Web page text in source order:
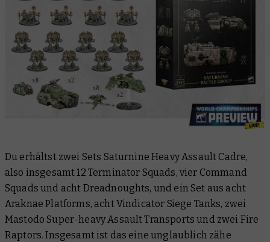
Du erhältst zwei Sets Saturnine Heavy Assault Cadre,
also insgesamt 12 Terminator Squads, vier Command
Squads und acht Dreadnoughts, und ein Set aus acht
Araknae Platforms, acht Vindicator Siege Tanks, zwei
Mastodo Super-heavy Assault Transports und zwei Fire
Raptors. Insgesamt ist das eine unglaublich zähe